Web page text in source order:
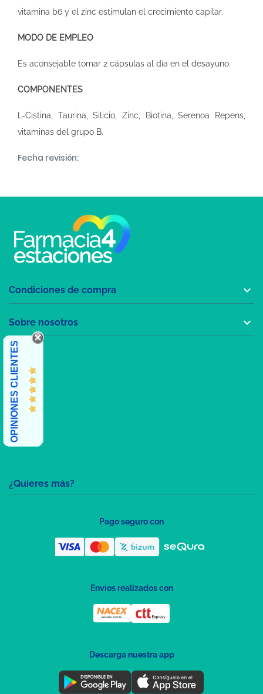
vitamina b6 y el zinc estimulan el crecimiento capilar.
MODO DE EMPLEO
Es aconsejable tomar 2 cápsulas al día en el desayuno.
COMPONENTES
L-Cistina, Taurina, Silicio, Zinc, Biotina, Serenoa Repens,
vitaminas del grupo B.
Fecha revisión:
¿Quieres más?
Condiciones de compra 
Sobre nosotros 
OPINIONES CLIENTES
Pago seguro con
Envíos realizados con
Descarga nuestra app